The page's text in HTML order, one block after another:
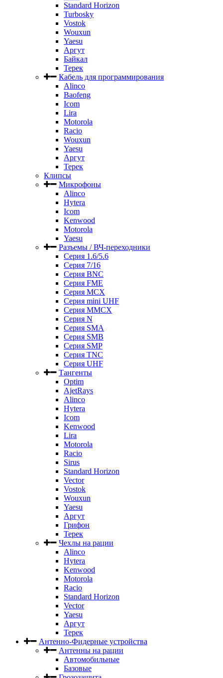
Standard Horizon
Turbosky
Vostok
Wouxun
Yaesu
Аргут
Байкал
Терек
Кабель для программирования
Alinco
Baofeng
Icom
Lira
Motorola
Racio
Wouxun
Yaesu
Аргут
Терек
Клипсы
Микрофоны
Alinco
Hytera
Icom
Kenwood
Motorola
Yaesu
Разъемы / ВЧ-переходники
Серия 1.6/5.6
Серия 7/16
Серия BNC
Серия FME
Серия MCX
Серия mini UHF
Серия MMCX
Серия N
Серия SMA
Серия SMB
Серия SMP
Серия TNC
Серия UHF
Тангенты
Optim
AjetRays
Alinco
Hytera
Icom
Kenwood
Lira
Motorola
Racio
Sirus
Standard Horizon
Vector
Vostok
Wouxun
Yaesu
Аргут
Грифон
Терек
Чехлы на рации
Alinco
Hytera
Kenwood
Motorola
Racio
Standard Horizon
Vector
Yaesu
Аргут
Терек
Антенно-Фидерные устройства
Антенны на рации
Автомобильные
Базовые